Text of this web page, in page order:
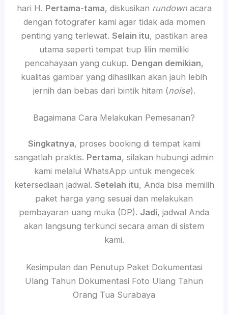
hari H. Pertama-tama, diskusikan rundownacara
dengan fotografer kami agar tidak ada momen
penting yang terlewat. Selain itu, pastikan area
utama seperti tempat tiup lilin memiliki
pencahayaan yang cukup. Dengan demikian,
kualitas gambar yang dihasilkan akan jauh lebih
jernih dan bebas dari bintik hitam (noise).
Bagaimana Cara Melakukan Pemesanan?
Singkatnya, proses booking di tempat kami
sangatlah praktis. Pertama, silakan hubungi admin
kami melalui WhatsApp untuk mengecek
ketersediaan jadwal. Setelah itu, Anda bisa memilih
paket harga yang sesuai dan melakukan
pembayaran uang muka (DP). Jadi, jadwal Anda
akan langsung terkunci secara aman di sistem
kami.
Kesimpulan dan Penutup Paket Dokumentasi
Ulang Tahun Dokumentasi Foto Ulang Tahun
Orang Tua Surabaya